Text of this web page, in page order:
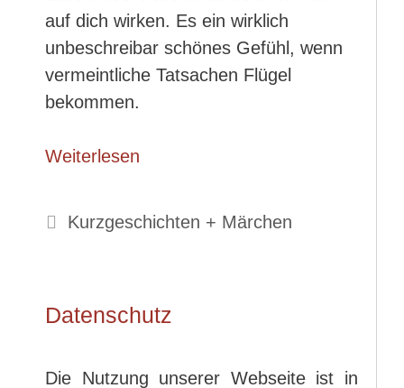
auf dich wirken. Es ein wirklich
unbeschreibar schönes Gefühl, wenn
vermeintliche Tatsachen Flügel
bekommen.
Weiterlesen
Kategorien
Kurzgeschichten + Märchen
Datenschutz
Die Nutzung unserer Webseite ist in